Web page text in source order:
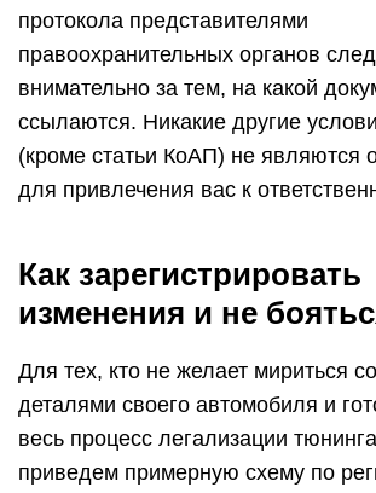
протокола представителями
правоохранительных органов
внимательно за тем, на какой
ссылаются. Никакие другие
(кроме статьи КоАП) не являются
для привлечения вас к
Как зарегистрировать
изменения и не
Для тех, кто не желает мириться
деталями своего автомобиля и
весь процесс легализации
приведем примерную схему по